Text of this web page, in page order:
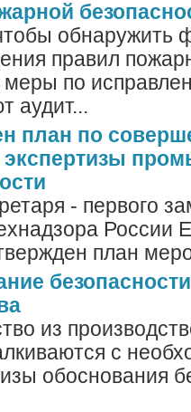
обнаружить
правил
меры по
аудит...
план по
- первого
России
план
из
с
обоснования